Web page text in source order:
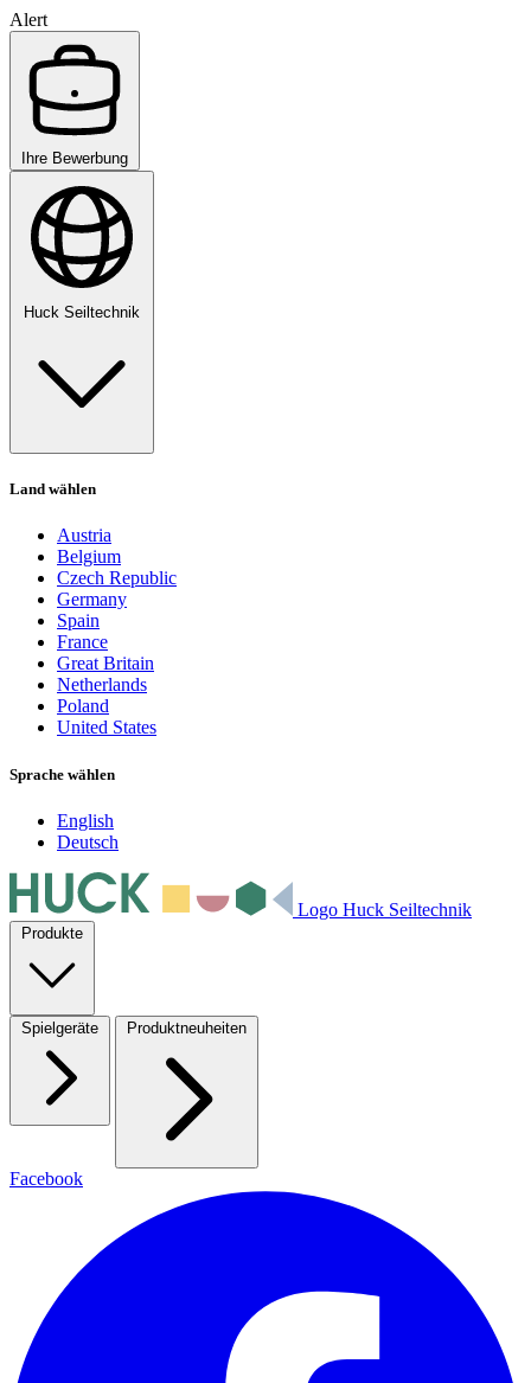
Alert
Ihre Bewerbung
Huck Seiltechnik
Land wählen
Austria
Belgium
Czech Republic
Germany
Spain
France
Great Britain
Netherlands
Poland
United States
Sprache wählen
English
Deutsch
Logo Huck Seiltechnik
Produkte
Spielgeräte Produktneuheiten
Facebook